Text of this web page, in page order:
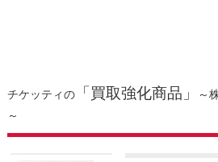
チケッティの「買取強化商品」
～
～